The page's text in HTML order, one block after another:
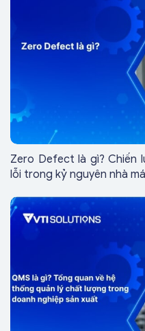
Zero Defect là gì? Chiến
lỗi trong kỷ nguyên nhà